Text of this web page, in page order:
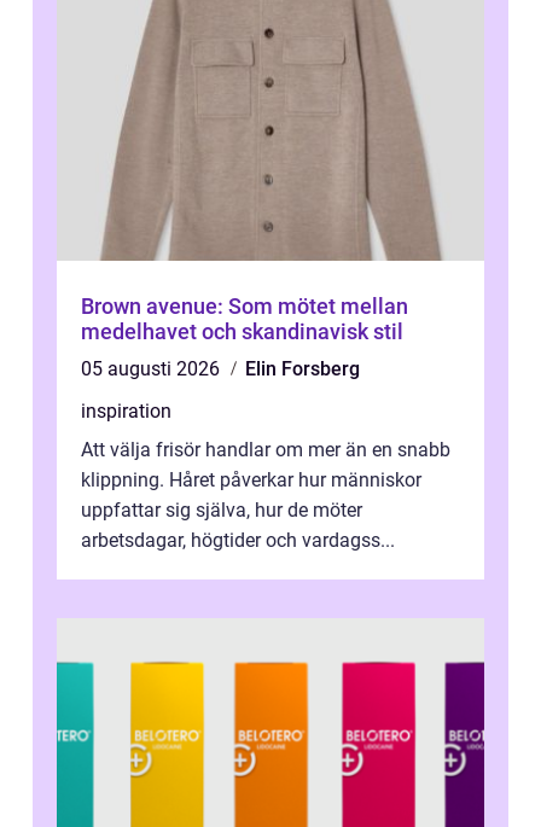
Brown avenue: Som mötet mellan
medelhavet och skandinavisk stil
05 augusti 2026
Elin Forsberg
inspiration
Att välja frisör handlar om mer än en snabb
klippning. Håret påverkar hur människor
uppfattar sig själva, hur de möter
arbetsdagar, högtider och vardagss...